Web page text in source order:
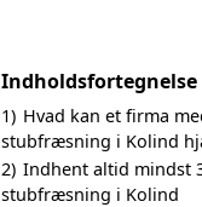
Indholdsfortegnelse
1) Hvad kan et firma
stubfræsning i Kolind
2) Indhent altid mindst
stubfræsning i Kolind